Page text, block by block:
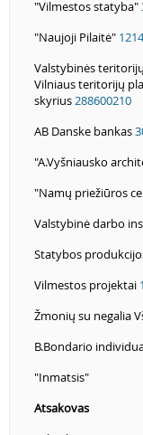
"Vilmestos statyba"
"Naujoji Pilaitė"
Valstybinės
Vilniaus teritorijų
skyrius 288600210
AB Danske bankas
"A.Vyšniausko
"Namų priežiūros
Valstybinė darbo
Statybos
Vilmestos projektai
Žmonių su negalia
B.Bondario
"Inmatsis"
Atsakovas